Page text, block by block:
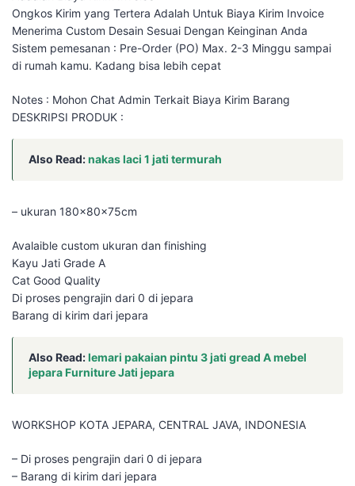
Ongkos Kirim yang Tertera Adalah Untuk Biaya Kirim Invoice
Menerima Custom Desain Sesuai Dengan Keinginan Anda
Sistem pemesanan : Pre-Order (PO) Max. 2-3 Minggu sampai
di rumah kamu. Kadang bisa lebih cepat
Notes : Mohon Chat Admin Terkait Biaya Kirim Barang
DESKRIPSI PRODUK :
Also Read:nakas laci 1 jati termurah
– ukuran 180x80x75cm
Avalaible custom ukuran dan finishing
Kayu Jati Grade A
Cat Good Quality
Di proses pengrajin dari 0 di jepara
Barang di kirim dari jepara
Also Read:lemari pakaian pintu 3 jati gread A mebel
jepara Furniture Jati jepara
WORKSHOP KOTA JEPARA, CENTRAL JAVA, INDONESIA
– Di proses pengrajin dari 0 di jepara
– Barang di kirim dari jepara